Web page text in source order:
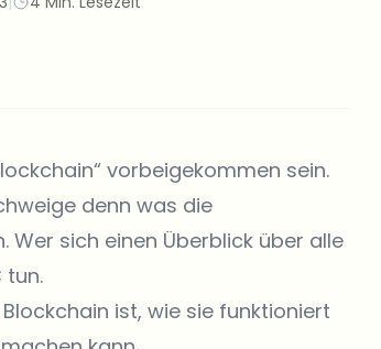
vorbeigekommen sein.
denn was die
sich einen Überblick über alle
tun.
ist, wie sie funktioniert